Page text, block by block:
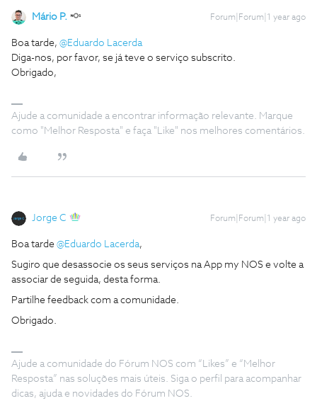
Mário P. Forum|Forum|1 year ago
Boa tarde, ​ @Eduardo Lacerda
Diga-nos, por favor, se já teve o serviço subscrito.
Obrigado,
Ajude a comunidade a encontrar informação relevante. Marque
como "Melhor Resposta" e faça "Like" nos melhores comentários.
Jorge C Forum|Forum|1 year ago
Boa tarde ​ @Eduardo Lacerda,
Sugiro que desassocie os seus serviços na App my NOS e volte a
associar de seguida, desta forma.
Partilhe feedback com a comunidade.
Obrigado.
Ajude a comunidade do Fórum NOS com “Likes” e “Melhor
Resposta” nas soluções mais úteis. Siga o perfil para acompanhar
dicas, ajuda e novidades do Fórum NOS.